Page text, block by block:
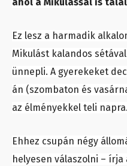
Ez lesz a harmadik
Mikulást kalandos
ünnepli. A gyerekeket
án (szombaton és
az élményekkel teli napra.
Ehhez csupán négy
helyesen válaszolni –